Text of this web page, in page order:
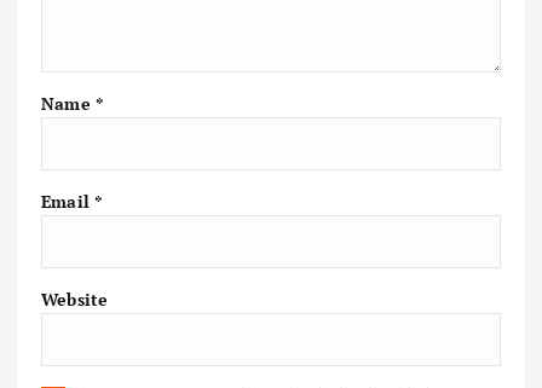
Name *
Email *
Website